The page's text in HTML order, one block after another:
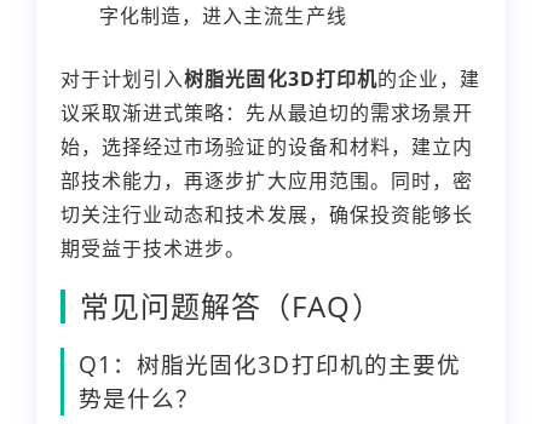
字化制造，进入主流生产线
对于计划引入树脂光固化3D打印机的企业，建
议采取渐进式策略：先从最迫切的需求场景开
始，选择经过市场验证的设备和材料，建立内
部技术能力，再逐步扩大应用范围。同时，密
切关注行业动态和技术发展，确保投资能够长
期受益于技术进步。
常见问题解答（FAQ）
Q1：树脂光固化3D打印机的主要优
势是什么？